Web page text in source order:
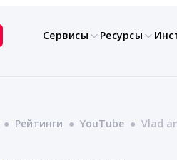
Сервисы Ресурсы
● Рейтинги ● YouTube ● Vlad